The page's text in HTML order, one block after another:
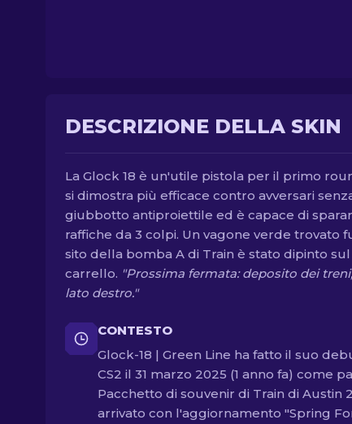
DESCRIZIONE DELLA SKIN
La Glock 18 è un'utile pistola per il primo
si dimostra più efficace contro avversari
giubbotto antiproiettile ed è capace di
raffiche da 3 colpi. Un vagone verde trovato
sito della bomba A di Train è stato dipinto sul
carrello. "Prossima fermata: deposito dei
lato destro."
CONTESTO
Glock-18 | Green Line ha fatto il suo
CS2 il 31 marzo 2025 (1 anno fa) come
Pacchetto di souvenir di Train di Austin
arrivato con l'aggiornamento "Spring